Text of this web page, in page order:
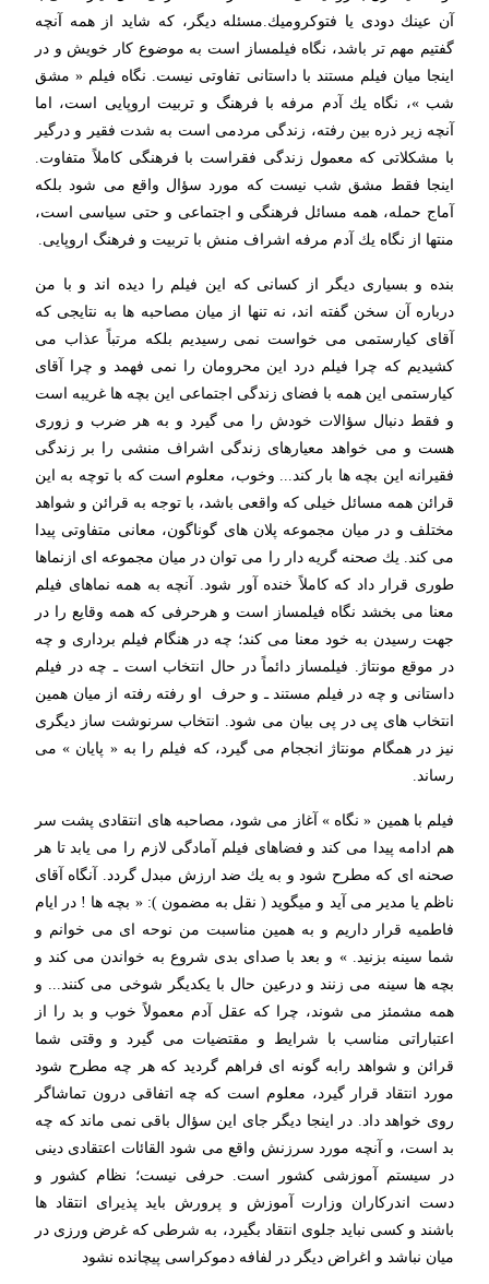
آن عینك دودی یا فتوكرومیك.مسئله دیگر، كه شاید از همه آنچه
گفتیم مهم تر باشد، نگاه فیلمساز است به موضوع كار خویش و در
اینجا میان فیلم مستند با داستانی تفاوتی نیست. نگاه فیلم « مشق
شب »، نگاه یك آدم مرفه با فرهنگ و تربیت اروپایی است، اما
آنچه زیر ذره بین رفته، زندگی مردمی است به شدت فقیر و درگیر
با مشكلاتی كه معمول زندگی فقراست با فرهنگی كاملاً متفاوت.
اینجا فقط مشق شب نیست كه مورد سؤال واقع می شود بلكه
آماج حمله، همه مسائل فرهنگی و اجتماعی و حتی سیاسی است،
منتها از نگاه یك آدم مرفه اشراف منش با تربیت و فرهنگ اروپایی.
بنده و بسیاری دیگر از كسانی كه این فیلم را دیده اند و با من
درباره آن سخن گفته اند، نه تنها از میان مصاحبه ها به نتایجی كه
آقای كیارستمی می خواست نمی رسیدیم بلكه مرتباً عذاب می
كشیدیم كه چرا فیلم درد این محرومان را نمی فهمد و چرا آقای
كیارستمی این همه با فضای زندگی اجتماعی این بچه ها غریبه است
و فقط دنبال سؤالات خودش را می گیرد و به هر ضرب و زوری
هست و می خواهد معیارهای زندگی اشراف منشی را بر زندگی
فقیرانه این بچه ها بار كند... وخوب، معلوم است كه با توچه به این
قرائن همه مسائل خیلی كه واقعی باشد، با توجه به قرائن و شواهد
مختلف و در میان مجموعه پلان های گوناگون، معانی متفاوتی پیدا
می كند. یك صحنه گریه دار را می توان در میان مجموعه ای ازنماها
طوری قرار داد كه كاملاً خنده آور شود. آنچه به همه نماهای فیلم
معنا می بخشد نگاه فیلمساز است و هرحرفی كه همه وقایع را در
جهت رسیدن به خود معنا می كند؛ چه در هنگام فیلم برداری و چه
در موقع مونتاژ. فیلمساز دائماً در حال انتخاب است ـ چه در فیلم
داستانی و چه در فیلم مستند ـ و حرف او رفته رفته از میان همین
انتخاب های پی در پی بیان می شود. انتخاب سرنوشت ساز دیگری
نیز در همگام مونتاژ انججام می گیرد، كه فیلم را به « پایان » می
رساند.
فیلم با همین « نگاه » آغاز می شود، مصاحبه های انتقادی پشت سر
هم ادامه پیدا می كند و فضاهای فیلم آمادگی لازم را می یابد تا هر
صحنه ای كه مطرح شود و به یك ضد ارزش مبدل گردد. آنگاه آقای
ناظم یا مدیر می آید و میگوید ( نقل به مضمون ): « بچه ها ! در ایام
فاطمیه قرار داریم و به همین مناسبت من نوحه ای می خوانم و
شما سینه بزنید. » و بعد با صدای بدی شروع به خواندن می كند و
بچه ها سینه می زنند و درعین حال با یكدیگر شوخی می كنند... و
همه مشمئز می شوند، چرا كه عقل آدم معمولاً خوب و بد را از
اعتباراتی مناسب با شرایط و مقتضیات می گیرد و وقتی شما
قرائن و شواهد رابه گونه ای فراهم گردید كه هر چه مطرح شود
مورد انتقاد قرار گیرد، معلوم است كه چه اتفاقی درون تماشاگر
روی خواهد داد. در اینجا دیگر جای این سؤال باقی نمی ماند كه چه
بد است، و آنچه مورد سرزنش واقع می شود القائات اعتقادی دینی
در سیستم آموزشی كشور است. حرفی نیست؛ نظام كشور و
دست اندركاران وزارت آموزش و پرورش باید پذیرای انتقاد ها
باشند و كسی نباید جلوی انتقاد بگیرد، به شرطی كه غرض ورزی در
میان نباشد و اغراض دیگر در لفافه دموكراسی پیچانده نشود